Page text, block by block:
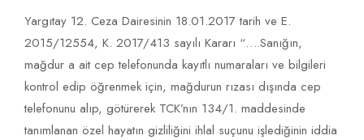
Yargıtay 12. Ceza Dairesinin 18.01.2017 tarih ve E.
2015/12554, K. 2017/413 sayılı Kararı “….Sanığın,
mağdur a ait cep telefonunda kayıtlı numaraları ve bilgileri
kontrol edip öğrenmek için, mağdurun rızası dışında cep
telefonunu alıp, götürerek TCK’nın 134/1. maddesinde
tanımlanan özel hayatın gizliliğini ihlal suçunu işlediğinin iddia